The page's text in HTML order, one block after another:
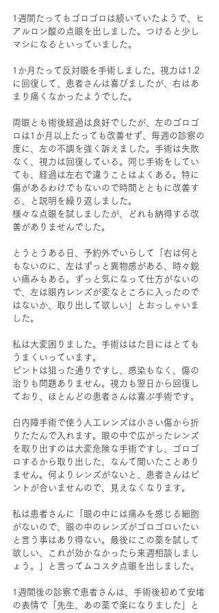
1週間たってもゴロゴロは続いていたようで、ヒ
アルロン酸の点眼を出しました。つけると少し
マシになるといっていました。
1か月たって反対眼を手術しました。視力は1.2
に回復して、患者さんは喜びましたが、右はあ
まり痛くなかったようでした。
両眼とも術後経過は良好でしたが、左のゴロゴ
ロは1か月以上たっても改善せず、毎週の診察の
度に、左の不調を強く訴えました。手術は失敗
なく、視力は回復している。同じ手術をしてい
ても、経過は左右で違うことはよくある。特に
傷があるわけでもないので時間とともに改善す
る、と説明を繰り返しました。
様々な点眼を試しましたが、どれも納得する改
善がありませんでした。
とうとうある日、予約外でいらして「右は何と
もないのに、左はずっと異物感がある、時々鋭
い痛みもある。ずっと気になって仕方がないの
で、左は眼内レンズが変なところに入ったので
はないか、取り出して欲しい」とおっしゃいま
した。
私は大変困りました。手術ははた目にはとても
うまくいっています。
ピントは狙った通りですし、感染もなく、傷の
治りも問題ありません。視力も翌日から回復し
ており、ほとんどの患者さんは喜ぶ手術です。
白内障手術で使う人工レンズは小さい傷から折
りたたんで入れます。眼の中で広がったレンズ
を取り出すのは大変危険な手術ですし、ゴロゴ
ロするから取り出した、なんて聞いたことあり
ません。何よりレンズがないと、患者さんはピ
ントが合いませんので、見えなくなります。
私は患者さんに「眼の中には痛みを感じる細胞
がないので、眼の中のレンズがゴロゴロいたい
と言う事はあり得ない。最後にこの薬を試して
欲しい、これが効かなかったら来週相談しまし
ょう。」と言ってムコスタ点眼を出しました。
1週間後の診察で患者さんは、手術後初めて安堵
の表情で「先生、あの薬で楽になりました」と